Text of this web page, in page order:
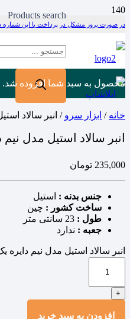
در صورت بروز مشکل در پرداخت با این شماره در ارتباط
Products search
محصول به سبد شما افزوده شد.
خانه / ابزار سرو / انبر سالاد
انبر سالاد استیل مدل نیم
235,000 تومان
جنس بدنه : استیل
ساخت کشور : چین
طول : 23 سانتی متر
جعبه : ندارد
انبر سالاد استیل مدل نیم دایره
+
افزودن به سبد خرید